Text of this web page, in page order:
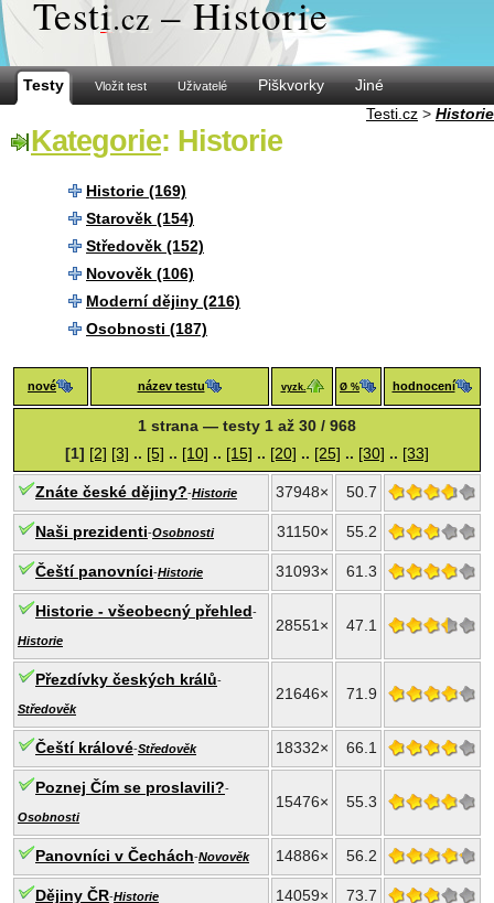
Testi.cz – Historie
Testy Vložit test Uživatelé Piškvorky
Jiné
Testi.cz > Historie
Kategorie: Historie
Historie (169)
Starověk (154)
Středověk (152)
Novověk (106)
Moderní dějiny (216)
Osobnosti (187)
nové název testu vyzk. Ø % hodnocení
1 strana — testy 1 až 30 / 968
[1] [2] [3] .. [5] .. [10] .. [15] .. [20] .. [25] .. [30] .. [33]
Znáte české dějiny?-Historie 37948× 50.7
Naši prezidenti-Osobnosti 31150× 55.2
Čeští panovníci-Historie 31093× 61.3
Historie - všeobecný přehled-
Historie
28551× 47.1
Přezdívky českých králů-
Středověk
21646× 71.9
Čeští králové-Středověk 18332× 66.1
Poznej Čím se proslavili?-
Osobnosti
15476× 55.3
Panovníci v Čechách-Novověk 14886× 56.2
Dějiny ČR-Historie 14059× 73.7